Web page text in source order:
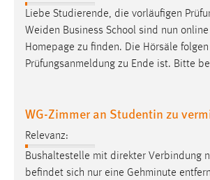
Liebe Studierende, die vorläufigen
Weiden Business School sind nun
Homepage zu finden. Die Hörsäle
Prüfungsanmeldung zu Ende ist. Bitte
WG-Zimmer an Studentin zu
Relevanz:
Bushaltestelle mit direkter Verbindung
befindet sich nur eine Gehminute